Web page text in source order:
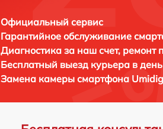
Официальный сервис
Гарантийное обслуживание
Диагностика за наш счет, ремонт
Бесплатный выезд курьера в
Замена камеры смартфона